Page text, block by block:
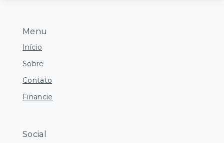
Menu
Início
Sobre
Contato
Financie
Social